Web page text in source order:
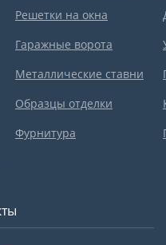
Решетки на окна
Гаражные ворота
Металлические ставни
Образцы отделки
Фурнитура